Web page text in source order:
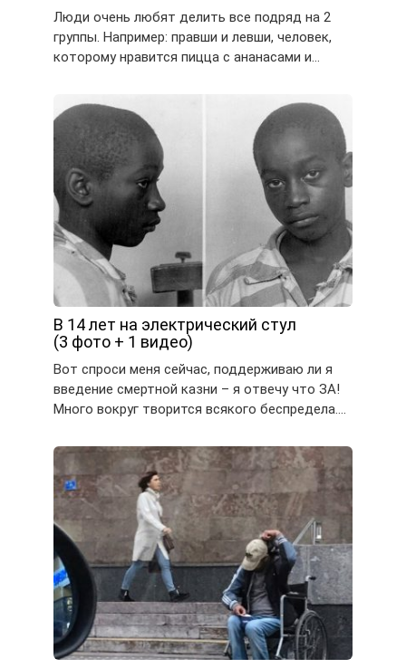
Люди очень любят делить все подряд на 2
группы. Например: правши и левши, человек,
которому нравится пицца с ананасами и…
В 14 лет на электрический стул
(3 фото + 1 видео)
Вот спроси меня сейчас, поддерживаю ли я
введение смертной казни – я отвечу что ЗА!
Много вокруг творится всякого беспредела….